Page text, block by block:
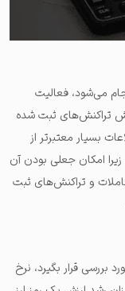
می‌شود، فعالیت
تراکنش‌های ثبت شده
بسیار معتبرتر از
امکان جعلی بودن آن
و تراکنش‌های ثبت
بررسی قرار بگیرد، نرخ